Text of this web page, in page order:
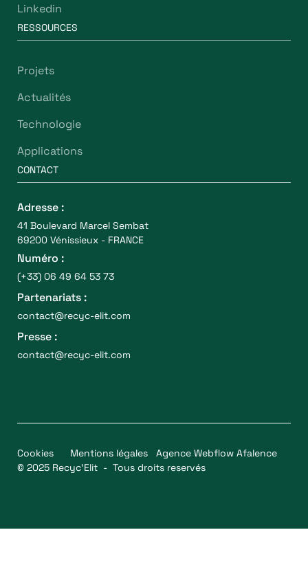
Linkedin
RESSOURCES
Projets
Actualités
Technologie
Applications
CONTACT
Adresse :
41 Boulevard Marcel Sembat
69200 Vénissieux - FRANCE
Numéro :
(+33) 06 49 64 53 73
Partenariats :
contact@recyc-elit.com
Presse :
contact@recyc-elit.com
© 2025 Recyc’Elit - Tous droits reservés
Cookies Mentions légales Agence Webflow Afalence